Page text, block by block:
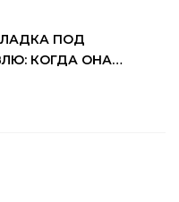
ПОД
КОГДА ОНА